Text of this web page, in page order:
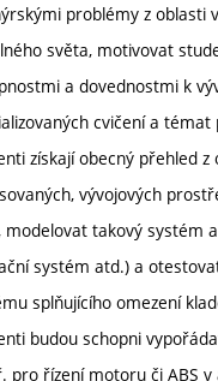
problémy z oblasti
světa, motivovat
a dovednostmi k
cvičení a témat
získají obecný přehled
vývojových
modelovat takový systém
systém atd.) a
splňujícího omezení
budou schopni
pro řízení motoru či ABS